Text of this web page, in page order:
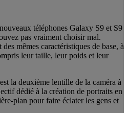
téléphones Galaxy S9 et S9
pas vraiment choisir mal.
mêmes caractéristiques de base, à
leur taille, leur poids et leur
la deuxième lentille de la caméra à
dédié à la création de portraits en
plan pour faire éclater les gens et